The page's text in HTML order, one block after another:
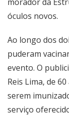
óculos novos.
Ao longo dos
puderam
evento. O
Reis Lima, de
serem
serviço